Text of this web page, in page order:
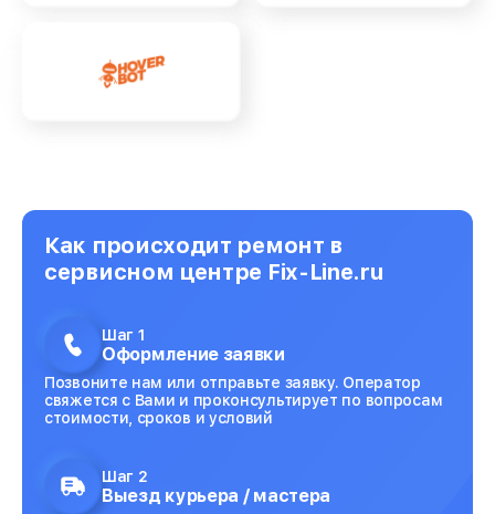
Как происходит ремонт в
сервисном центре Fix-Line.ru
Шаг 1
Оформление заявки
Позвоните нам или отправьте заявку. Оператор
свяжется с Вами и проконсультирует по вопросам
стоимости, сроков и условий
Шаг 2
Выезд курьера / мастера